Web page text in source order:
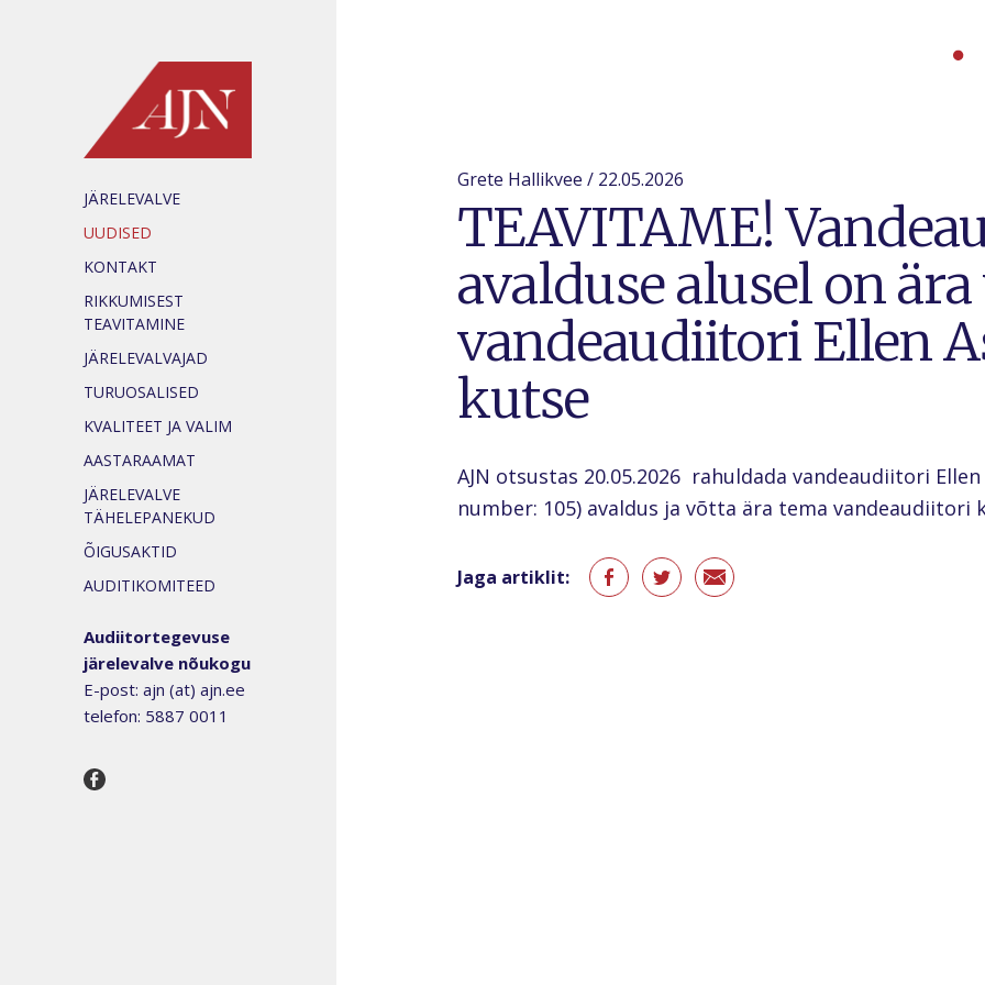
Grete Hallikvee / 22.05.2026
TEAVITAME!
avalduse alusel on
vandeaudiitori Ellen
kutse
AJN otsustas 20.05.2026 rahuldada vandeaudiitori
number: 105) avaldus ja võtta ära tema vandeaudiitori
Jaga artiklit:
JÄRELEVALVE
UUDISED
KONTAKT
RIKKUMISEST
TEAVITAMINE
JÄRELEVALVAJAD
TURUOSALISED
KVALITEET JA VALIM
AASTARAAMAT
JÄRELEVALVE
TÄHELEPANEKUD
ÕIGUSAKTID
AUDITIKOMITEED
Audiitortegevuse
järelevalve nõukogu
E-post: ajn (at) ajn.ee
telefon: 5887 0011